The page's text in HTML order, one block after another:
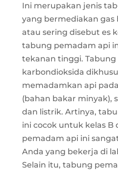
Ini merupakan jenis
yang bermediakan gas
atau sering disebut es
tabung pemadam api
tekanan tinggi.
karbondioksida
memadamkan api
(bahan bakar minyak),
dan listrik. Artinya,
ini cocok untuk kelas B
pemadam api ini
Anda yang bekerja di
Selain itu, tabung